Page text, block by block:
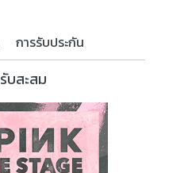
การรับประกัน
บสะสม